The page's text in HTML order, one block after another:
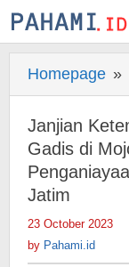
Skip
to
Homepage »
Janjian
Gadis di
Jatim
23 October 2023
by Pahami.id